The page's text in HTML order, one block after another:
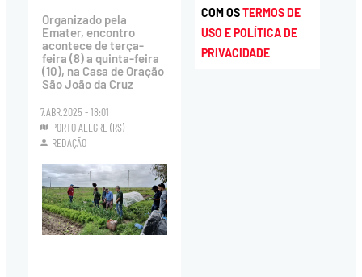
Organizado pela
Emater, encontro
acontece de terça-
feira (8) a quinta-feira
(10), na Casa de Oração
São João da Cruz
7.ABR.2025 - 18:01
PORTO ALEGRE (RS)
REDAÇÃO
COM OSTERMOS DE
USO E POLÍTICA DE
PRIVACIDADE